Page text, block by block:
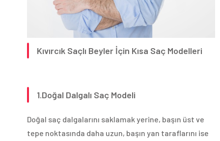
Kıvırcık Saçlı Beyler İçin Kısa Saç Modelleri
1.Doğal Dalgalı Saç Modeli
Doğal saç dalgalarını saklamak yerine, başın üst ve
tepe noktasında daha uzun, başın yan taraflarını ise